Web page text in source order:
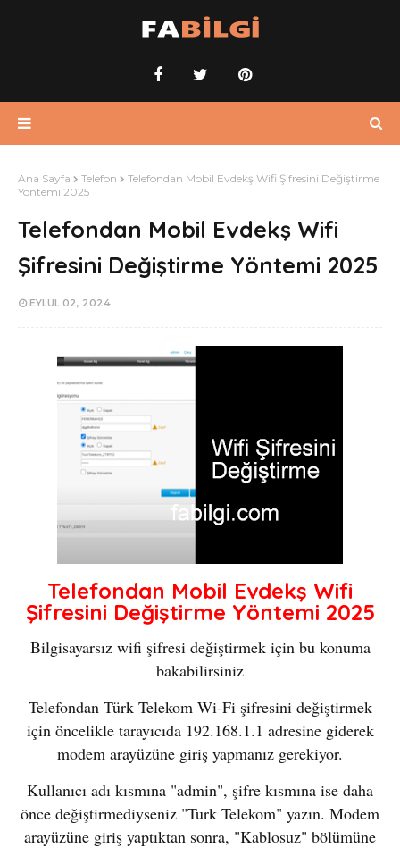
Ana Sayfa Telefon
Telefondan Mobil Evdekş Wifi Şifresini Değiştirme
Yöntemi 2025
Telefondan Mobil Evdekş Wifi
Şifresini Değiştirme Yöntemi 2025
EYLÜL 02, 2024
Telefondan Mobil Evdekş Wifi
Şifresini Değiştirme Yöntemi 2025
Bilgisayarsız wifi şifresi değiştirmek için bu konuma
bakabilirsiniz
Telefondan Türk Telekom Wi-Fi şifresini değiştirmek
için öncelikle tarayıcıda 192.168.1.1 adresine giderek
modem arayüzüne giriş yapmanız gerekiyor.
Kullanıcı adı kısmına "admin", şifre kısmına ise daha
önce değiştirmediyseniz "Turk Telekom" yazın. Modem
arayüzüne giriş yaptıktan sonra, "Kablosuz" bölümüne